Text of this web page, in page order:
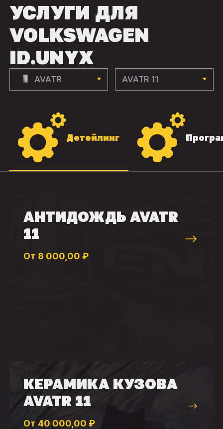
УСЛУГИ ДЛЯ
VOLKSWAGEN
ID.UNYX
AVATR AVATR 11
Детейлинг
АНТИДОЖДЬ AVATR
11
От 8 000,00 ₽
КЕРАМИКА КУЗОВА
AVATR 11
От 40 000,00 ₽